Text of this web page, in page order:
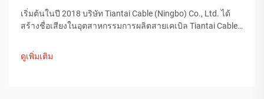
เริ่มต้นในปี 2018 บริษัท Tiantai Cable (Ningbo) Co., Ltd. ได้
สร้างชื่อเสียงในอุตสาหกรรมการผลิตสายเคเบิล Tiantai Cable
และมีพนักงานมากกว่า 200 คน ที่ทำงานในกระบวนการผลิต...
ดูเพิ่มเติม